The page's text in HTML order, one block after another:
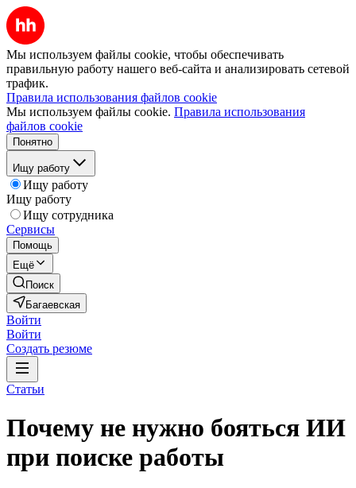
Мы используем файлы cookie, чтобы обеспечивать
правильную работу нашего веб-сайта и анализировать сетевой
трафик.
Правила использования файлов cookie
Мы используем файлы cookie. Правила использования
файлов cookie
Понятно
Ищу работу
Ищу работу
Ищу работу
Ищу сотрудника
Сервисы
Помощь
Ещё
Поиск
Багаевская
Войти
Войти
Создать резюме
Статьи
Почему не нужно бояться ИИ
при поиске работы